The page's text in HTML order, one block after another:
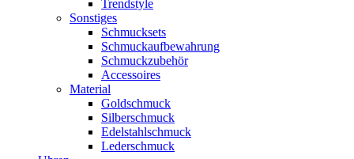
Trendstyle
Sonstiges
Schmucksets
Schmuckaufbewahrung
Schmuckzubehör
Accessoires
Material
Goldschmuck
Silberschmuck
Edelstahlschmuck
Lederschmuck